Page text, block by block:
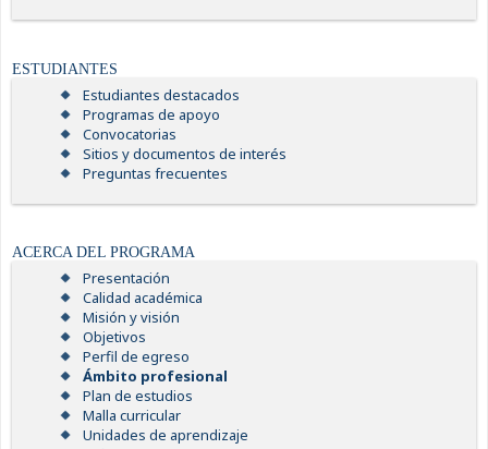
ESTUDIANTES
Estudiantes destacados
Programas de apoyo
Convocatorias
Sitios y documentos de interés
Preguntas frecuentes
ACERCA DEL PROGRAMA
Presentación
Calidad académica
Misión y visión
Objetivos
Perfil de egreso
Ámbito profesional
Plan de estudios
Malla curricular
Unidades de aprendizaje